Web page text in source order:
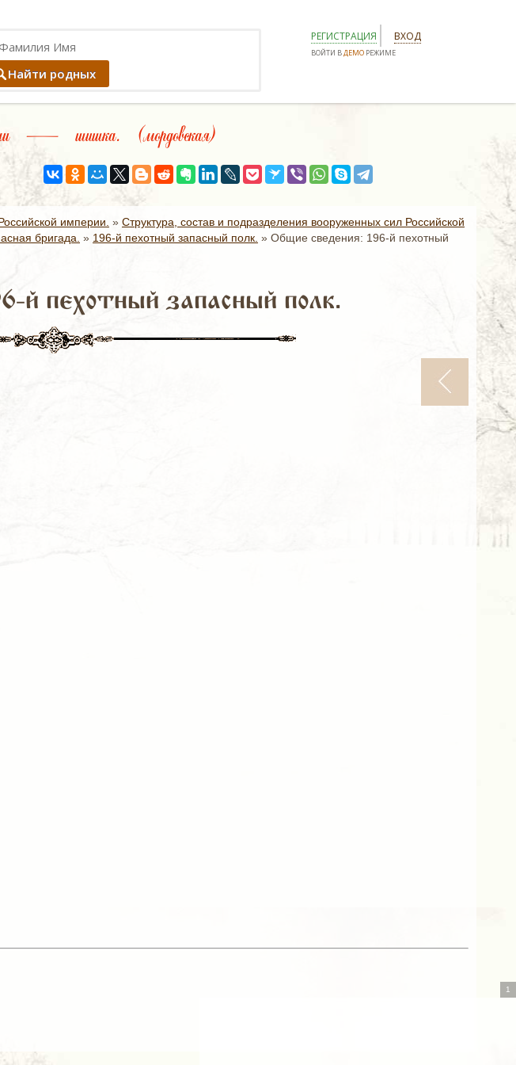
Найти родных
РЕГИСТРАЦИЯ ВХОД
ВОЙТИ ВДЕМО РЕЖИМЕ
шишка. (мордовская)
империи. » Структура, состав и подразделения вооруженных сил Российской
бригада. » 196-й пехотный запасный полк. » Общие сведения: 196-й пехотный
й пехотный запасный полк.